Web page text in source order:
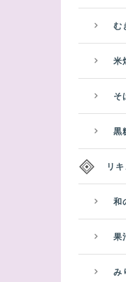
む
米
そ
黒
リ
和
果
み